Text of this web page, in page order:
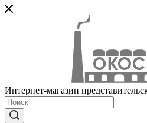
Интернет-магазин